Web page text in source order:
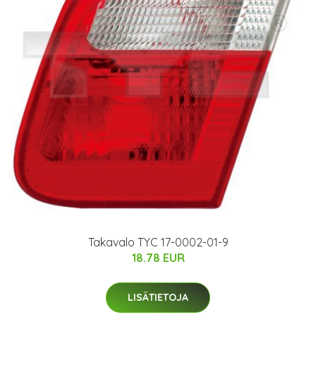
Takavalo TYC 17-0002-01-9
18.78 EUR
LISÄTIETOJA